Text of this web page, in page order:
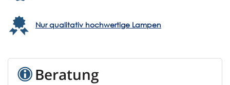
Nur qualitativ hochwertige Lampen
Beratung